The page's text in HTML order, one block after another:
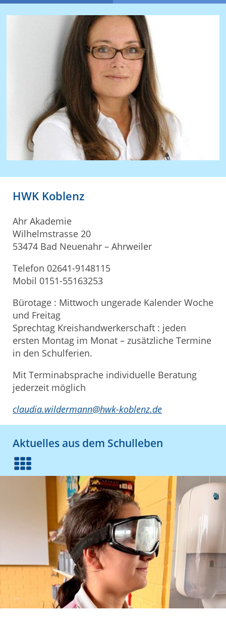
HWK Koblenz
Ahr Akademie
Wilhelmstrasse 20
53474 Bad Neuenahr – Ahrweiler
Telefon 02641-9148115
Mobil 0151-55163253
Bürotage : Mittwoch ungerade Kalender Woche
und Freitag
Sprechtag Kreishandwerkerschaft : jeden
ersten Montag im Monat – zusätzliche Termine
in den Schulferien.
Mit Terminabsprache individuelle Beratung
jederzeit möglich
claudia.wildermann@hwk-koblenz.de
Aktuelles aus dem Schulleben